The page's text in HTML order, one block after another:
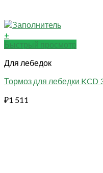
+
Быстрый просмотр
Для лебедок
Тормоз для лебедки KCD
₽1 511